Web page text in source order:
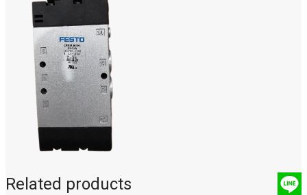
Related products